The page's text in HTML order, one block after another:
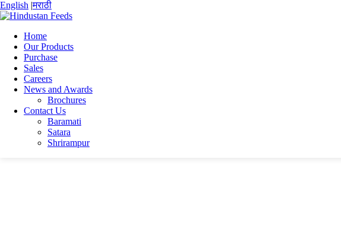
English |मराठी
Home
Our Products
Purchase
Sales
Careers
News and Awards
Brochures
Contact Us
Baramati
Satara
Shrirampur
Home
Hansraj Beniwal
CV_Hansraj Beniwal
CV_Hansraj Beniwal
CV_Hansraj Beniwal